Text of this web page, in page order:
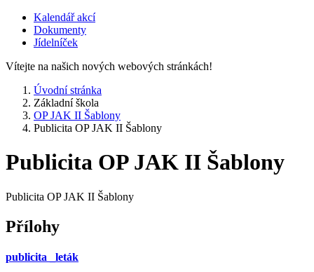
Kalendář akcí
Dokumenty
Jídelníček
Vítejte na našich nových webových stránkách!
Úvodní stránka
Základní škola
OP JAK II Šablony
Publicita OP JAK II Šablony
Publicita OP JAK II Šablony
Publicita OP JAK II Šablony
Přílohy
publicita _leták